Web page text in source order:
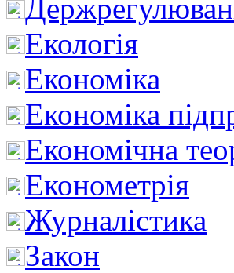
Екологія
Економіка
Економіка
Економічна
Економетрія
Журналістика
Закон